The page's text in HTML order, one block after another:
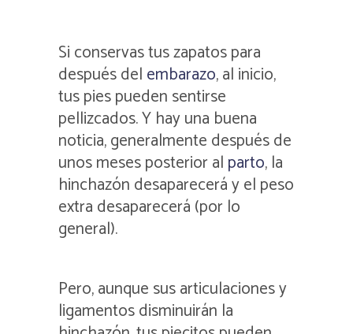
Si conservas tus zapatos para
después del embarazo, al inicio,
tus pies pueden sentirse
pellizcados. Y hay una buena
noticia, generalmente después de
unos meses posterior al parto, la
hinchazón desaparecerá y el peso
extra desaparecerá (por lo
general).
Pero, aunque sus articulaciones y
ligamentos disminuirán la